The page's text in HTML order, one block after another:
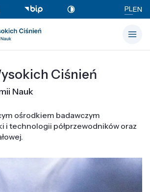
PLEN
Ciśnień
Nauk
ośrodkiem badawczym
i technologii półprzewodników oraz